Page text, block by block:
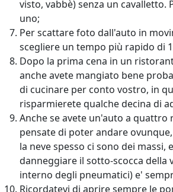
visto, vabbè) senza un cavalletto.
uno;
Per scattare foto dall'auto in
scegliere un tempo più rapido di
Dopo la prima cena in un
anche avete mangiato bene
di cucinare per conto vostro, in
risparmierete qualche decina di
Anche se avete un'auto a quattro
pensate di poter andare
la neve spesso ci sono dei massi,
danneggiare il sotto-scocca della
interno degli pneumatici) e'
Ricordatevi di aprire sempre le